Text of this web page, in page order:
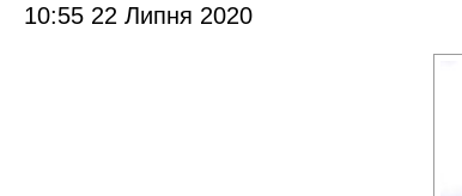
10:55 22 Липня 2020